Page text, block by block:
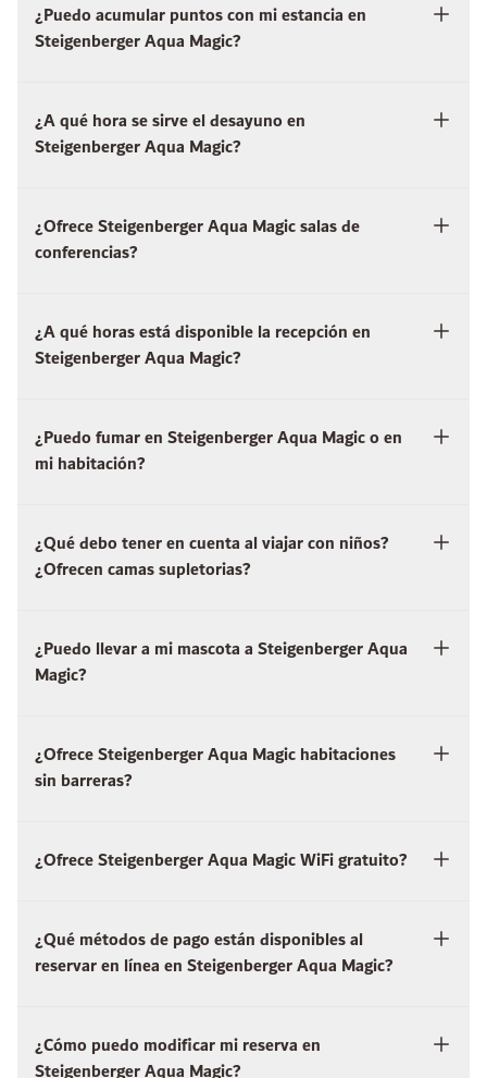
¿Puedo acumular puntos con mi estancia en
Steigenberger Aqua Magic?
¿A qué hora se sirve el desayuno en
Steigenberger Aqua Magic?
¿Ofrece Steigenberger Aqua Magic salas de
conferencias?
¿A qué horas está disponible la recepción en
Steigenberger Aqua Magic?
¿Puedo fumar en Steigenberger Aqua Magic o en
mi habitación?
¿Qué debo tener en cuenta al viajar con niños?
¿Ofrecen camas supletorias?
¿Puedo llevar a mi mascota a Steigenberger Aqua
Magic?
¿Ofrece Steigenberger Aqua Magic habitaciones
sin barreras?
¿Ofrece Steigenberger Aqua Magic WiFi gratuito?
¿Qué métodos de pago están disponibles al
reservar en línea en Steigenberger Aqua Magic?
¿Cómo puedo modificar mi reserva en